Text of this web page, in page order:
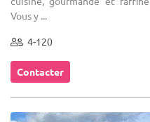
Vous y ...
4-120
Contacter